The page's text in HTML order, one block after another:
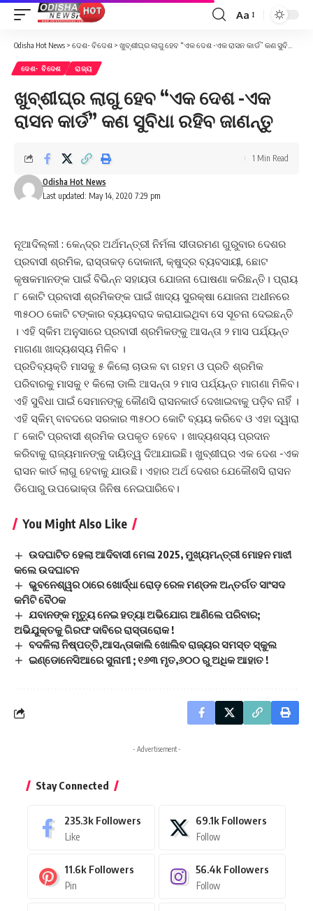
Font
Resizer
Aa
Odisha Hot News > ଦେଶ- ବିଦେଶ > ଖୁବ୍‌ଶୀଘ୍ର ଲାଗୁ ହେବ “ଏକ ଦେଶ -ଏକ ରାସନ କାର୍ଡ” କଣ ସୁବିଧା ରହିବ ଜାଣନ୍ତୁ
ଦେଶ- ବିଦେଶ ରାଜ୍ୟ
ଖୁବ୍‌ଶୀଘ୍ର ଲାଗୁ ହେବ “ଏକ ଦେଶ -ଏକ
ରାସନ କାର୍ଡ” କଣ ସୁବିଧା ରହିବ ଜାଣନ୍ତୁ
Last updated: May 14, 2020 7:29 pm
Odisha Hot News
1 Min Read
ନୂଆଦିଲ୍ଲୀ : କେନ୍ଦ୍ର ଅର୍ଥମନ୍ତ୍ରୀ ନିର୍ମଳା ସୀତାରମଣ ଗୁରୁବାର ଦେଶର
ପ୍ରବାସୀ ଶ୍ରମିକ, ରାସ୍ତାକଡ଼ ଦୋକାନୀ, କ୍ଷୁଦ୍ର ବ୍ୟବସାୟୀ, ଛୋଟ
କୃଷକମାନଙ୍କ ପାଇଁ ବିଭିନ୍ନ ସହାୟତା ଯୋଜନା ଘୋଷଣା କରିଛନ୍ତି। ପ୍ରାୟ
୮ କୋଟି ପ୍ରବାସୀ ଶ୍ରମିକଙ୍କ ପାଇଁ ଖାଦ୍ୟ ସୁରକ୍ଷା ଯୋଜନା ଅଧୀନରେ
୩୫୦୦ କୋଟି ଟଙ୍କାର ବ୍ୟୟବରାଦ କରାଯାଇଥିବା ସେ ସୂଚନା ଦେଇଛନ୍ତି
। ଏହି ସ୍କିମ ଅନୁସାରେ ପ୍ରବାସୀ ଶ୍ରମିକଙ୍କୁ ଆସନ୍ତା ୨ ମାସ ପର୍ଯ୍ୟନ୍ତ
ମାଗଣା ଖାଦ୍ୟଶସ୍ୟ ମିଳିବ ।
ପ୍ରତିବ୍ୟକ୍ତି ମାସକୁ ୫ କିଲୋ ଚାଉଳ ବା ଗହମ ଓ ପ୍ରତି ଶ୍ରମିକ
ପରିବାରକୁ ମାସକୁ ୧ କିଲୋ ଡାଲି ଆସନ୍ତା ୨ ମାସ ପର୍ଯ୍ୟନ୍ତ ମାଗଣା ମିଳିବ।
ଏହି ସୁବିଧା ପାଇଁ ସେମାନଙ୍କୁ କୌଣସି ରାସନକାର୍ଡ ଦେଖାଇବାକୁ ପଡ଼ିବ ନାହିଁ ।
ଏହି ସ୍କିମ୍‌ ବାବଦରେ ସରକାର ୩୫୦୦ କୋଟି ବ୍ୟୟ କରିବେ ଓ ଏହା ଦ୍ୱାରା
୮ କୋଟି ପ୍ରବାସୀ ଶ୍ରମିକ ଉପକୃତ ହେବେ । ଖାଦ୍ୟଶସ୍ୟ ପ୍ରଦାନ
କରିବାକୁ ରାଜ୍ୟମାନଙ୍କୁ ଦାୟିତ୍ୱ ଦିଆଯାଇଛି। ଖୁବ୍‌ଶୀଘ୍ର ଏକ ଦେଶ -ଏକ
ରାସନ କାର୍ଡ ଲାଗୁ ହେବାକୁ ଯାଉଛି। ଏହାର ଅର୍ଥ ଦେଶର ଯେକୌଶସି ରାସନ
ଡିପୋରୁ ଉପଭୋକ୍ତା ଜିନିଷ ନେଇପାରିବେ।
You Might Also Like
ଉଦଘାଟିତ ହେଲା ଆଦିବାସୀ ମେଳା 2025, ମୁଖ୍ୟମନ୍ତ୍ରୀ ମୋହନ ମାଝୀ
କଲେ ଉଦଘାଟନ
ଭୁବନେଶ୍ୱର ଠାରେ ଖୋର୍ଦ୍ଧା ରୋଡ଼ ରେଳ ମଣ୍ଡଳ ଅନ୍ତର୍ଗତ ସାଂସଦ
କମିଟି ବୈଠକ
ଯବାନଙ୍କ ମୃତ୍ୟୁ ନେଇ ହତ୍ୟା ଅଭିଯୋଗ ଆଣିଲେ ପରିବାର;
ଅଭିଯୁକ୍ତକୁ ଗିରଫ ଦାବିରେ ରାସ୍ତାରୋକ !
ବଦଳିଲା ନିଷ୍ପତ୍ତି,ଆସନ୍ତାକାଲି ଖୋଲିବ ରାଜ୍ୟର ସମସ୍ତ ସ୍କୁଲ
ଇଣ୍ଡୋନେସିଆରେ ସୁନାମୀ ; ୧୬୩ ମୃତ,୬୦୦ ରୁ ଅଧିକ ଆହାତ !
- Advertisement -
Stay Connected
235.3k Followers
Like
69.1k Followers
Follow
11.6k Followers
Pin
56.4k Followers
Follow